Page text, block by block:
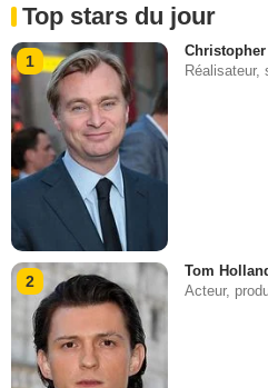
Top stars du jour
1
Réalisateur,
2
Tom
Acteur,